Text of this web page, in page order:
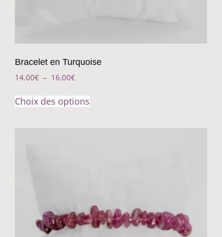
Bracelet en Turquoise
14.00€ – 16.00€
Choix des options